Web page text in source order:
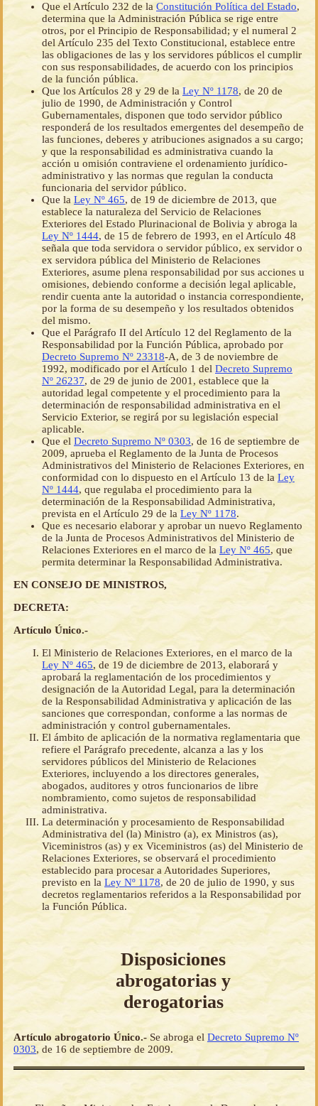
Que el Artículo 232 de la Constitución Política del Estado,
determina que la Administración Pública se rige entre
otros, por el Principio de Responsabilidad; y el numeral 2
del Artículo 235 del Texto Constitucional, establece entre
las obligaciones de las y los servidores públicos el cumplir
con sus responsabilidades, de acuerdo con los principios
de la función pública.
Que los Artículos 28 y 29 de la Ley Nº 1178, de 20 de
julio de 1990, de Administración y Control
Gubernamentales, disponen que todo servidor público
responderá de los resultados emergentes del desempeño de
las funciones, deberes y atribuciones asignados a su cargo;
y que la responsabilidad es administrativa cuando la
acción u omisión contraviene el ordenamiento jurídico-
administrativo y las normas que regulan la conducta
funcionaria del servidor público.
Que la Ley Nº 465, de 19 de diciembre de 2013, que
establece la naturaleza del Servicio de Relaciones
Exteriores del Estado Plurinacional de Bolivia y abroga la
Ley Nº 1444, de 15 de febrero de 1993, en el Artículo 48
señala que toda servidora o servidor público, ex servidor o
ex servidora pública del Ministerio de Relaciones
Exteriores, asume plena responsabilidad por sus acciones u
omisiones, debiendo conforme a decisión legal aplicable,
rendir cuenta ante la autoridad o instancia correspondiente,
por la forma de su desempeño y los resultados obtenidos
del mismo.
Que el Parágrafo II del Artículo 12 del Reglamento de la
Responsabilidad por la Función Pública, aprobado por
Decreto Supremo Nº 23318-A, de 3 de noviembre de
1992, modificado por el Artículo 1 del Decreto Supremo
Nº 26237, de 29 de junio de 2001, establece que la
autoridad legal competente y el procedimiento para la
determinación de responsabilidad administrativa en el
Servicio Exterior, se regirá por su legislación especial
aplicable.
Que el Decreto Supremo Nº 0303, de 16 de septiembre de
2009, aprueba el Reglamento de la Junta de Procesos
Administrativos del Ministerio de Relaciones Exteriores, en
conformidad con lo dispuesto en el Artículo 13 de la Ley
Nº 1444, que regulaba el procedimiento para la
determinación de la Responsabilidad Administrativa,
prevista en el Artículo 29 de la Ley Nº 1178.
Que es necesario elaborar y aprobar un nuevo Reglamento
de la Junta de Procesos Administrativos del Ministerio de
Relaciones Exteriores en el marco de la Ley Nº 465, que
permita determinar la Responsabilidad Administrativa.
EN CONSEJO DE MINISTROS,
DECRETA:
Artículo Único.-
El Ministerio de Relaciones Exteriores, en el marco de la
Ley Nº 465, de 19 de diciembre de 2013, elaborará y
aprobará la reglamentación de los procedimientos y
designación de la Autoridad Legal, para la determinación
de la Responsabilidad Administrativa y aplicación de las
sanciones que correspondan, conforme a las normas de
administración y control gubernamentales.
El ámbito de aplicación de la normativa reglamentaria que
refiere el Parágrafo precedente, alcanza a las y los
servidores públicos del Ministerio de Relaciones
Exteriores, incluyendo a los directores generales,
abogados, auditores y otros funcionarios de libre
nombramiento, como sujetos de responsabilidad
administrativa.
La determinación y procesamiento de Responsabilidad
Administrativa del (la) Ministro (a), ex Ministros (as),
Viceministros (as) y ex Viceministros (as) del Ministerio de
Relaciones Exteriores, se observará el procedimiento
establecido para procesar a Autoridades Superiores,
previsto en la Ley Nº 1178, de 20 de julio de 1990, y sus
decretos reglamentarios referidos a la Responsabilidad por
la Función Pública.
Disposiciones
abrogatorias y
derogatorias
Artículo abrogatorio Único.- Se abroga el Decreto Supremo Nº
0303, de 16 de septiembre de 2009.